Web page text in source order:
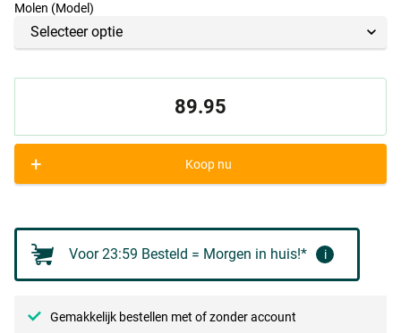
Molen (Model)
89.95
+ Koop nu
Voor 23:59 Besteld = Morgen in huis!* i
Gemakkelijk bestellen met of zonder account